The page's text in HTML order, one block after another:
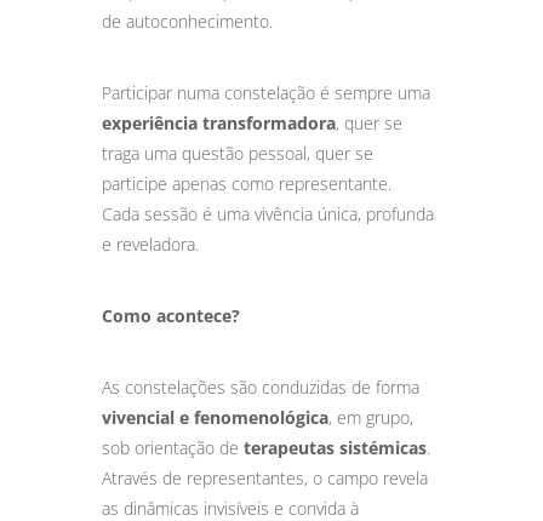
de autoconhecimento.
Participar numa constelação é sempre uma
experiência transformadora, quer se
traga uma questão pessoal, quer se
participe apenas como representante.
Cada sessão é uma vivência única, profunda
e reveladora.
Como acontece?
As constelações são conduzidas de forma
vivencial e fenomenológica, em grupo,
sob orientação de terapeutas sistémicas.
Através de representantes, o campo revela
as dinâmicas invisíveis e convida à